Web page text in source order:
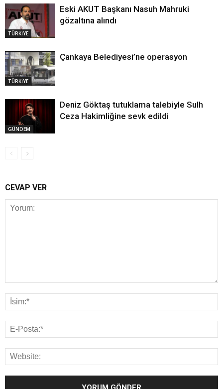
TÜRKİYE
Eski AKUT Başkanı Nasuh Mahruki
gözaltına alındı
TÜRKİYE
Çankaya Belediyesi’ne operasyon
GÜNDEM
Deniz Göktaş tutuklama talebiyle Sulh
Ceza Hakimliğine sevk edildi
CEVAP VER